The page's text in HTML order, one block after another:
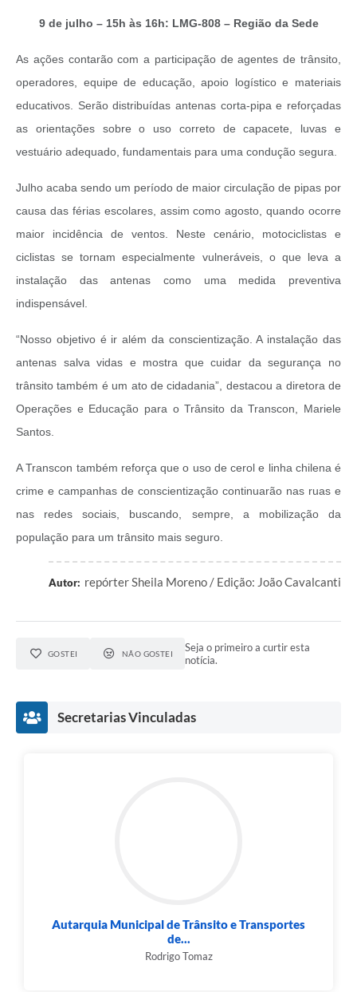
9 de julho – 15h às 16h: LMG-808 – Região da Sede
As ações contarão com a participação de agentes de trânsito,
operadores, equipe de educação, apoio logístico e materiais
educativos. Serão distribuídas antenas corta-pipa e reforçadas
as orientações sobre o uso correto de capacete, luvas e
vestuário adequado, fundamentais para uma condução segura.
Julho acaba sendo um período de maior circulação de pipas por
causa das férias escolares, assim como agosto, quando ocorre
maior incidência de ventos. Neste cenário, motociclistas e
ciclistas se tornam especialmente vulneráveis, o que leva a
instalação das antenas como uma medida preventiva
indispensável.
“Nosso objetivo é ir além da conscientização. A instalação das
antenas salva vidas e mostra que cuidar da segurança no
trânsito também é um ato de cidadania”, destacou a diretora de
Operações e Educação para o Trânsito da Transcon, Mariele
Santos.
A Transcon também reforça que o uso de cerol e linha chilena é
crime e campanhas de conscientização continuarão nas ruas e
nas redes sociais, buscando, sempre, a mobilização da
população para um trânsito mais seguro.
Autor: repórter Sheila Moreno / Edição: João Cavalcanti
GOSTEI NÃO GOSTEI
Seja o primeiro a curtir esta
notícia.
Secretarias Vinculadas
Autarquia Municipal de Trânsito e Transportes
de...
Rodrigo Tomaz